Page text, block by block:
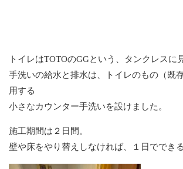
トイレはTOTOのGGという、タンクレスに
手洗いの給水と排水は、トイレのもの（既
用する
小さなカウンター手洗いを設けました。
施工期間は２日間。
壁や床をやり替えしなければ、１日ででき